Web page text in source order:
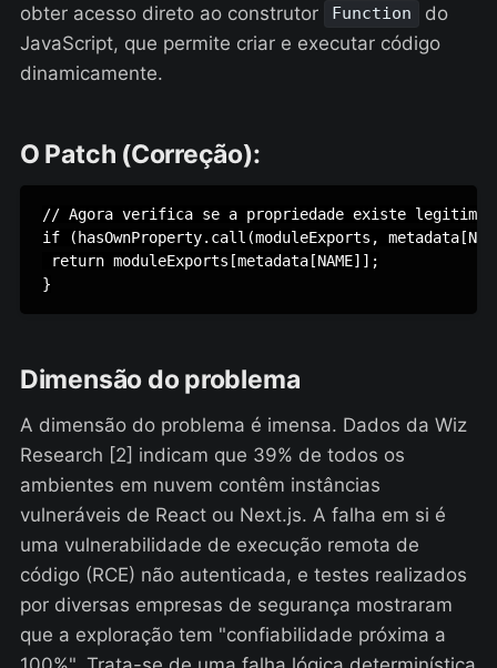
obter acesso direto ao construtor
Function
do
JavaScript, que permite criar e executar código
dinamicamente.
O Patch (Correção):
// Agora verifica se a propriedade existe
if (hasOwnProperty.call(moduleExports,
return moduleExports[metadata[NAME]];
}
Dimensão do problema
A dimensão do problema é imensa. Dados da Wiz
Research [2] indicam que 39% de todos os
ambientes em nuvem contêm instâncias
vulneráveis de React ou Next.js. A falha em si é
uma vulnerabilidade de execução remota de
código (RCE) não autenticada, e testes realizados
por diversas empresas de segurança mostraram
que a exploração tem "confiabilidade próxima a